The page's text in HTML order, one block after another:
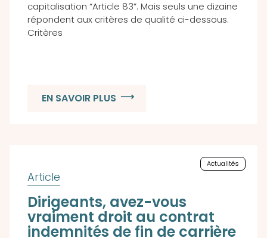
capitalisation “Article 83”. Mais seuls une dizaine
répondent aux critères de qualité ci-dessous.
Critères
EN SAVOIR PLUS
Actualités
Dirigeants, avez-vous
vraiment droit au contrat
indemnités de fin de carrière